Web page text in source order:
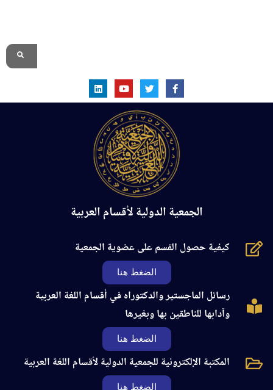
الجمعية الدولية لأقسام العربية
كيفية حصول القسم على عضوية الجمعية
الضغط هنا
رسائل الماجستير والدكتوراه في أقسام اللغة العربية
وآدابها للناطقين بها وبغيرها
الضغط هنا
المكتبة الإلكترونية للجمعية الدولية لأقسام اللغة العربية
الضغط هنا